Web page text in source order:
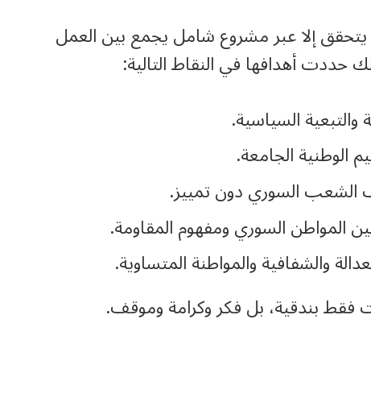
إلا عبر مشروع شامل يجمع بين العمل
حددت أهدافها في النقاط التالية:
والتبعية السياسية.
الوطنية الجامعة.
السوري دون تمييز.
المواطن السوري ومفهوم المقاومة.
والشفافية والمواطنة المتساوية.
فقط بندقية، بل فكر وكرامة وموقف.